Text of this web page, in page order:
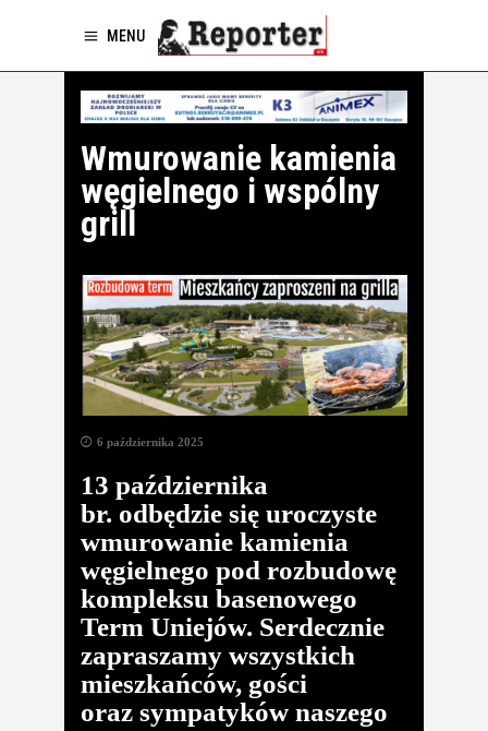
MENU
Wmurowanie kamienia
węgielnego i wspólny
grill
6 października 2025
13 października
br. odbędzie się uroczyste
wmurowanie kamienia
węgielnego pod rozbudowę
kompleksu basenowego
Term Uniejów. Serdecznie
zapraszamy wszystkich
mieszkańców, gości
oraz sympatyków naszego